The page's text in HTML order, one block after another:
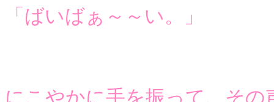
「ばいばぁ～～い。」
にこやかに手を振って、そ